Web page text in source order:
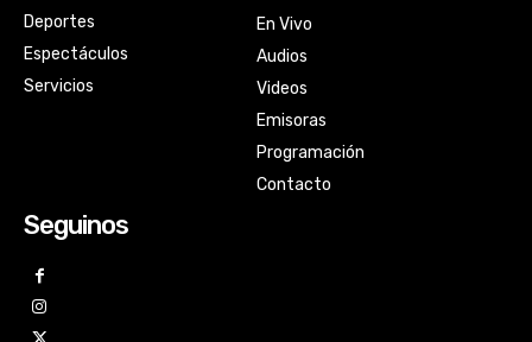
Deportes
Espectáculos
Servicios
En Vivo
Audios
Videos
Emisoras
Programación
Contacto
Seguinos